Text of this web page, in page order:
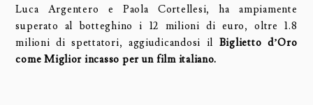
Luca Argentero e Paola Cortellesi, ha ampiamente
superato al botteghino i 12 milioni di euro, oltre 1.8
milioni di spettatori, aggiudicandosi il Biglietto d’Oro
come Miglior incasso per un film italiano.